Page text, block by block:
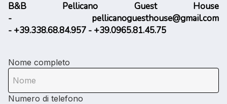
B&B Pellicano Guest House
- pellicanoguesthouse@gmail.com
- +39.338.68.84.957 - +39.0965.81.45.75
Nome completo
Numero di telefono